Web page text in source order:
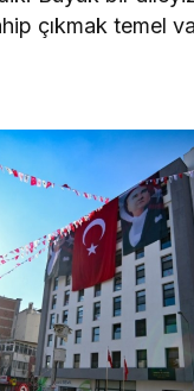
çıkmak temel